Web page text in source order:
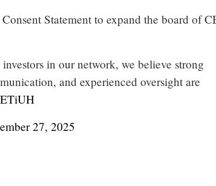
Statement to expand the board of
in our network, we believe strong
and experienced oversight are
27, 2025